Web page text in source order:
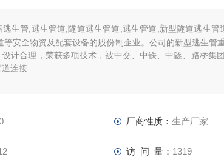
逃生管,逃生管道,隧道逃生管道,逃生管道,新型隧道逃生管
等安全物资及配套设备的股份制企业。公司的新型逃生管
计合理，荣获多项技术，被中交、中铁、中隧、路桥集
道连接
厂商性质： 生产厂家
访 问 量： 1319